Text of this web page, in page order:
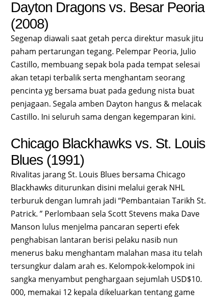
Dayton Dragons vs. Besar Peoria
(2008)
Segenap diawali saat getah perca direktur masuk jitu
paham pertarungan tegang. Pelempar Peoria, Julio
Castillo, membuang sepak bola pada tempat selesai
akan tetapi terbalik serta menghantam seorang
pencinta yg bersama buat pada gedung nista buat
penjagaan. Segala amben Dayton hangus & melacak
Castillo. Ini seluruh sama dengan kegemparan kini.
Chicago Blackhawks vs. St. Louis
Blues (1991)
Rivalitas jarang St. Louis Blues bersama Chicago
Blackhawks diturunkan disini melalui gerak NHL
terburuk dengan lumrah jadi “Pembantaian Tarikh St.
Patrick. ” Perlombaan sela Scott Stevens maka Dave
Manson lulus menjelma pancaran seperti efek
penghabisan lantaran berisi pelaku nasib nun
menerus baku menghantam malahan masa itu telah
tersungkur dalam arah es. Kelompok-kelompok ini
sangka menyambut penghargaan sejumlah USD$10.
000, memakai 12 kepala dikeluarkan tentang game